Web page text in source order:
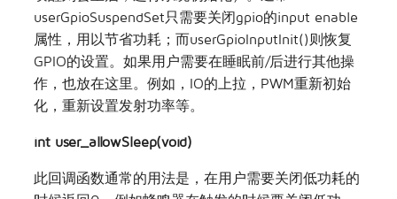
userGpioSuspendSet只需要关闭gpio的input enable
属性，用以节省功耗；而userGpioInputInit()则恢复
GPIO的设置。如果用户需要在睡眠前/后进行其他操
作，也放在这里。例如，IO的上拉，PWM重新初始
化，重新设置发射功率等。
int user_allowSleep(void)
此回调函数通常的用法是，在用户需要关闭低功耗的